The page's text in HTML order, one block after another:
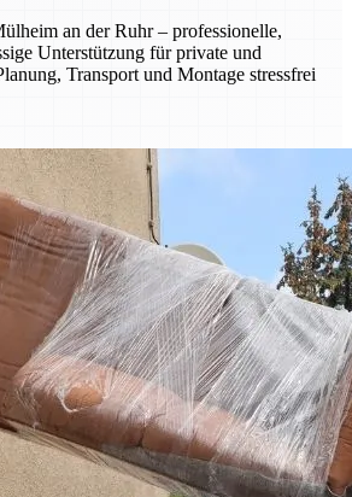
an der Ruhr – professionelle,
Unterstützung für private und
Transport und Montage stressfrei